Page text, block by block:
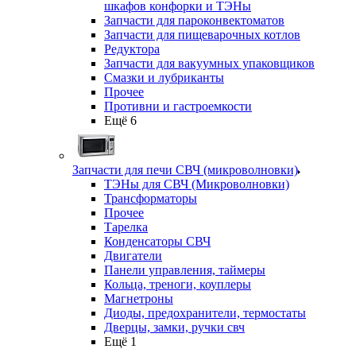
шкафов конфорки и ТЭНы
Запчасти для пароконвектоматов
Запчасти для пищеварочных котлов
Редуктора
Запчасти для вакуумных упаковщиков
Смазки и лубриканты
Прочее
Противни и гастроемкости
Ещё 6
Запчасти для печи СВЧ (микроволновки)
ТЭНы для СВЧ (Микроволновки)
Трансформаторы
Прочее
Тарелка
Конденсаторы СВЧ
Двигатели
Панели управления, таймеры
Кольца, треноги, коуплеры
Магнетроны
Диоды, предохранители, термостаты
Дверцы, замки, ручки свч
Ещё 1